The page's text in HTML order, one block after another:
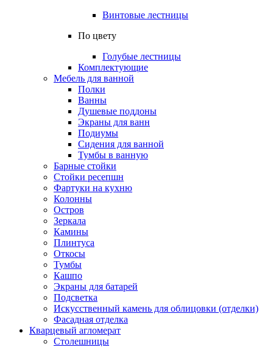
Винтовые лестницы
По цвету
Голубые лестницы
Комплектующие
Мебель для ванной
Полки
Ванны
Душевые поддоны
Экраны для ванн
Подиумы
Сидения для ванной
Тумбы в ванную
Барные стойки
Стойки ресепшн
Фартуки на кухню
Колонны
Остров
Зеркала
Камины
Плинтуса
Откосы
Тумбы
Кашпо
Экраны для батарей
Подсветка
Искусственный камень для облицовки (отделки)
Фасадная отделка
Кварцевый агломерат
Столешницы